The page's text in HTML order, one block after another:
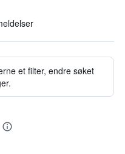
et filter, endre søket